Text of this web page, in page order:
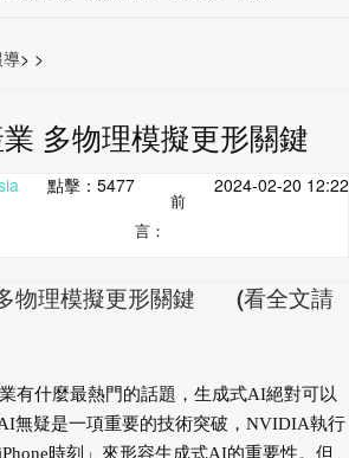
> >
多物理模擬更形關鍵
點擊： 5477 2024-02-20 12:22
前
言：
物理模擬更形關鍵 (看全文請
業有什麼最熱門的話題，生成式AI絕對可以
無疑是一項重要的技術突破，NVIDIA執行
時刻」來形容生成式AI的重要性。但